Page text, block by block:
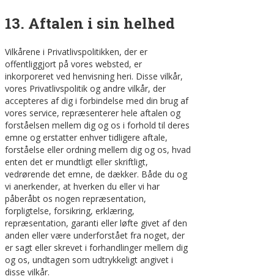
13. Aftalen i sin helhed
Vilkårene i Privatlivspolitikken, der er
offentliggjort på vores websted, er
inkorporeret ved henvisning heri. Disse vilkår,
vores Privatlivspolitik og andre vilkår, der
accepteres af dig i forbindelse med din brug af
vores service, repræsenterer hele aftalen og
forståelsen mellem dig og os i forhold til deres
emne og erstatter enhver tidligere aftale,
forståelse eller ordning mellem dig og os, hvad
enten det er mundtligt eller skriftligt,
vedrørende det emne, de dækker. Både du og
vi anerkender, at hverken du eller vi har
påberåbt os nogen repræsentation,
forpligtelse, forsikring, erklæring,
repræsentation, garanti eller løfte givet af den
anden eller være underforstået fra noget, der
er sagt eller skrevet i forhandlinger mellem dig
og os, undtagen som udtrykkeligt angivet i
disse vilkår.